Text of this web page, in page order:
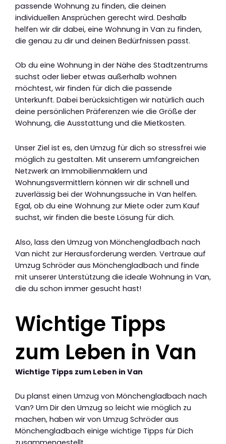
passende Wohnung zu finden, die deinen
individuellen Ansprüchen gerecht wird. Deshalb
helfen wir dir dabei, eine Wohnung in Van zu finden,
die genau zu dir und deinen Bedürfnissen passt.
Ob du eine Wohnung in der Nähe des Stadtzentrums
suchst oder lieber etwas außerhalb wohnen
möchtest, wir finden für dich die passende
Unterkunft. Dabei berücksichtigen wir natürlich auch
deine persönlichen Präferenzen wie die Größe der
Wohnung, die Ausstattung und die Mietkosten.
Unser Ziel ist es, den Umzug für dich so stressfrei wie
möglich zu gestalten. Mit unserem umfangreichen
Netzwerk an Immobilienmaklern und
Wohnungsvermittlern können wir dir schnell und
zuverlässig bei der Wohnungssuche in Van helfen.
Egal, ob du eine Wohnung zur Miete oder zum Kauf
suchst, wir finden die beste Lösung für dich.
Also, lass den Umzug von Mönchengladbach nach
Van nicht zur Herausforderung werden. Vertraue auf
Umzug Schröder aus Mönchengladbach und finde
mit unserer Unterstützung die ideale Wohnung in Van,
die du schon immer gesucht hast!
Wichtige Tipps
zum Leben in Van
Wichtige Tipps zum Leben in Van
Du planst einen Umzug von Mönchengladbach nach
Van? Um Dir den Umzug so leicht wie möglich zu
machen, haben wir von Umzug Schröder aus
Mönchengladbach einige wichtige Tipps für Dich